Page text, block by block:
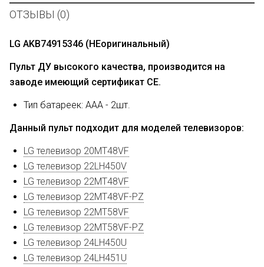
ОТЗЫВЫ (0)
LG AKB74915346 (НЕоригинальный)
Пульт ДУ высокого качества, производится на
заводе имеющий сертификат CE.
Тип батареек: AAA - 2шт.
Данный пульт подходит для моделей телевизоров:
LG телевизор 20MT48VF
LG телевизор 22LH450V
LG телевизор 22MT48VF
LG телевизор 22MT48VF-PZ
LG телевизор 22MT58VF
LG телевизор 22MT58VF-PZ
LG телевизор 24LH450U
LG телевизор 24LH451U